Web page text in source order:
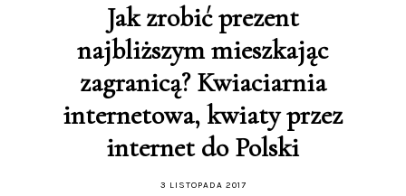
Jak zrobić prezent
najbliższym mieszkając
zagranicą? Kwiaciarnia
internetowa, kwiaty przez
internet do Polski
3 LISTOPADA 2017